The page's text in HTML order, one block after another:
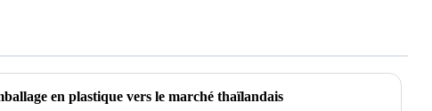
en plastique vers le marché thaïlandais